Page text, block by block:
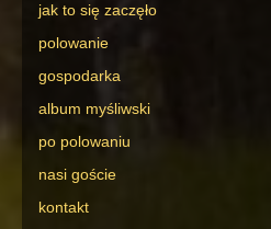
jak to się zaczęło
polowanie
gospodarka
album myśliwski
po polowaniu
nasi goście
kontakt